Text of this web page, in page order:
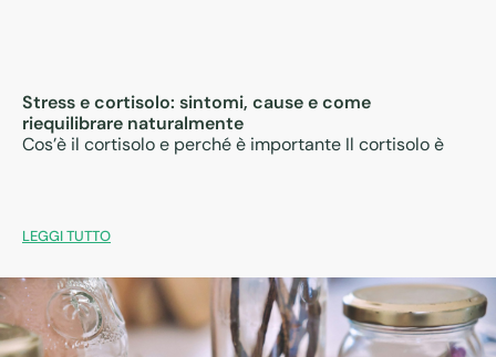
Stress e cortisolo: sintomi, cause e come
riequilibrare naturalmente
Cos’è il cortisolo e perché è importante Il cortisolo è
LEGGI TUTTO